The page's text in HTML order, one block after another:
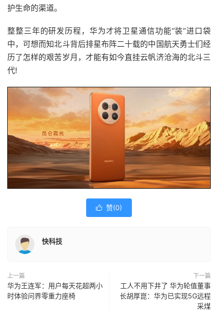
护生命的渠道。
整整三年的研发历程，华为才将卫星通信功能“装”进口袋
中，可想而知北斗背后排星布阵二十载的中国航天勇士们经
历了怎样的艰苦岁月，才能有如今直挂云帆济沧海的北斗三
代!
 赞(0)
快科技
上一篇
华为王连军：用户每天花超两小
时体验问界零重力座椅
下一篇
工人不用下井了 华为轮值董事
长胡厚崑：华为已实现5G远程
采煤